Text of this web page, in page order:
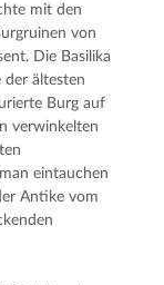
mit den
von
Die Basilika
der ältesten
Burg auf
verwinkelten
eintauchen
Antike vom